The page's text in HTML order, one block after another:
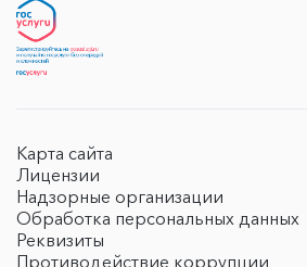
Карта сайта
Лицензии
Надзорные организации
Обработка персональных данных
Реквизиты
Противодействие коррупции